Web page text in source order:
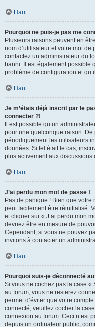
Haut
Pourquoi ne puis-je pas me
Plusieurs raisons peuvent en
nom d’utilisateur et votre mot
contactez un administrateur du
banni. Il est également possible
problème de configuration et
Haut
Je m’étais déjà inscrit par le
connecter ?!
Il est possible qu’un
pour une quelconque raison.
périodiquement les utilisateurs
données. Si tel était le cas,
plus activement aux discussions
Haut
J’ai perdu mon mot de passe !
Pas de panique ! Bien que votre
peut facilement être réinitialisé.
et cliquer sur « J’ai perdu mon
devriez être en mesure de
Cependant, si vous ne pouvez
invitons à contacter un
Haut
Pourquoi suis-je déconnecté
Si vous ne cochez pas la case
au forum, vous ne resterez
permet d’éviter que votre
connecté, veuillez cocher la
connexion au forum. Ceci n’est
depuis un ordinateur public,